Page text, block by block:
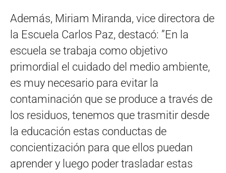
Además, Miriam Miranda, vice directora de
la Escuela Carlos Paz, destacó: ”En la
escuela se trabaja como objetivo
primordial el cuidado del medio ambiente,
es muy necesario para evitar la
contaminación que se produce a través de
los residuos, tenemos que trasmitir desde
la educación estas conductas de
concientización para que ellos puedan
aprender y luego poder trasladar estas